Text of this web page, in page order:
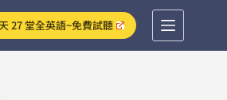
天 27 堂全英語~免費試聽